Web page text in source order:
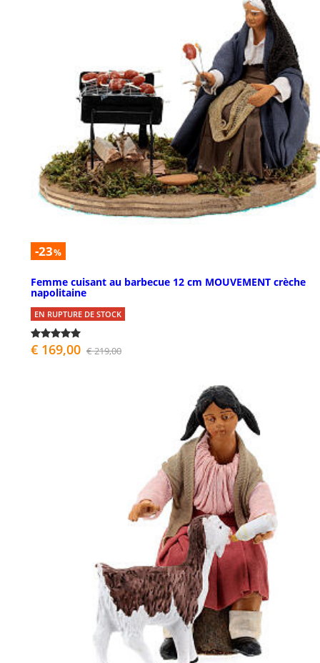
-23%
Femme cuisant au barbecue 12 cm MOUVEMENT crèche
napolitaine
EN RUPTURE DE STOCK
€ 169,00 € 219,00